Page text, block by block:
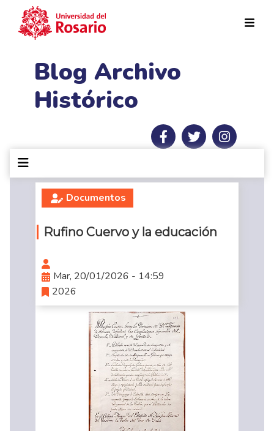
Blog Archivo
Histórico
Documentos
Rufino Cuervo y la educación
Mar, 20/01/2026 - 14:59
2026